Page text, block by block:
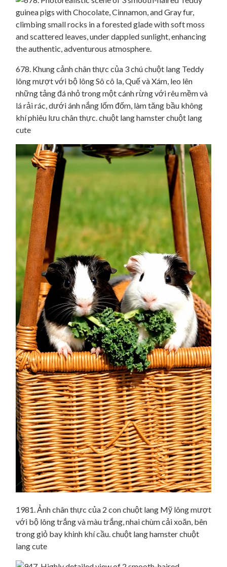
678. Khung cảnh chân thực của 3 chú chuột lang Teddy
lông mượt với bộ lông Sô cô la, Quế và Xám, leo lên
những tảng đá nhỏ trong một cánh rừng với rêu mềm và
lá rải rác, dưới ánh nắng lốm đốm, làm tăng bầu không
khí phiêu lưu chân thực. chuột lang hamster chuột lang
cute
1981. Ảnh chân thực của 2 con chuột lang Mỹ lông mượt
với bộ lông trắng và màu trắng, nhai chùm cải xoăn, bên
trong giỏ bay khinh khí cầu. chuột lang hamster chuột
lang cute